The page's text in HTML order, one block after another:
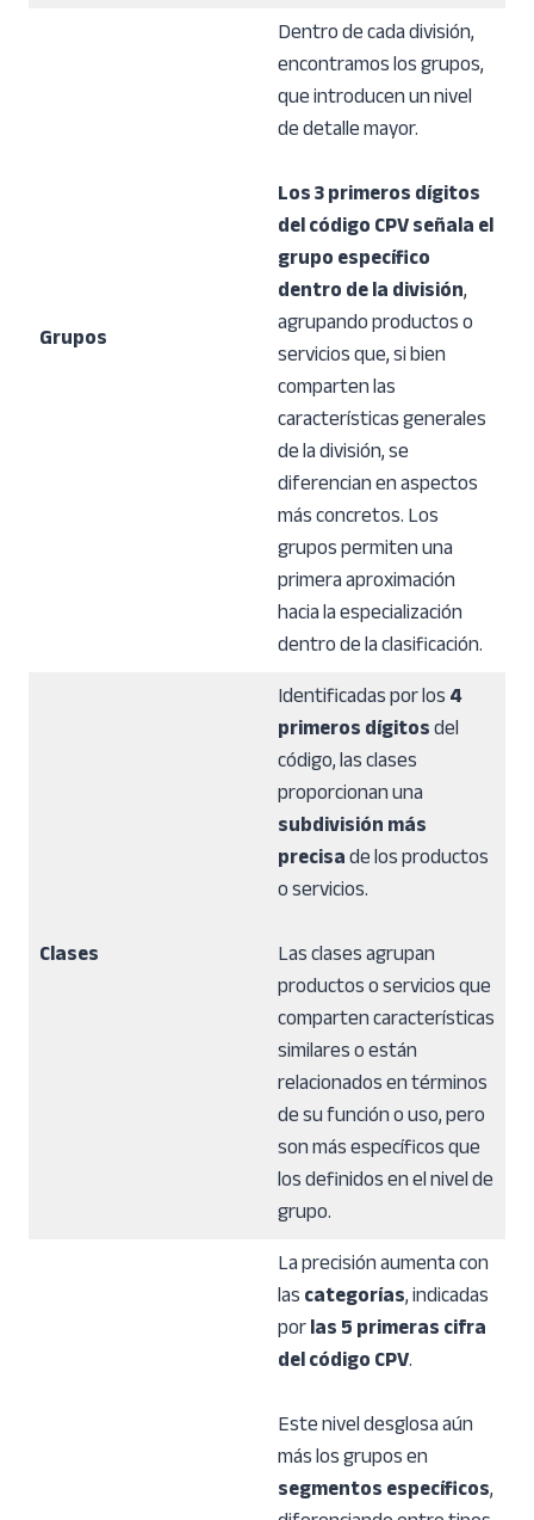
Grupos
Dentro de cada división,
encontramos los grupos,
que introducen un nivel
de detalle mayor.
Los 3 primeros dígitos
del código CPV señala el
grupo específico
dentro de la división,
agrupando productos o
servicios que, si bien
comparten las
características generales
de la división, se
diferencian en aspectos
más concretos. Los
grupos permiten una
primera aproximación
hacia la especialización
dentro de la clasificación.
Clases
Identificadas por los4
primeros dígitosdel
código, las clases
proporcionan una
subdivisión más
precisade los productos
o servicios.
Las clases agrupan
productos o servicios que
comparten características
similares o están
relacionados en términos
de su función o uso, pero
son más específicos que
los definidos en el nivel de
grupo.
La precisión aumenta con
lascategorías, indicadas
porlas 5 primeras cifra
del código CPV.
Este nivel desglosa aún
más los grupos en
segmentos específicos,